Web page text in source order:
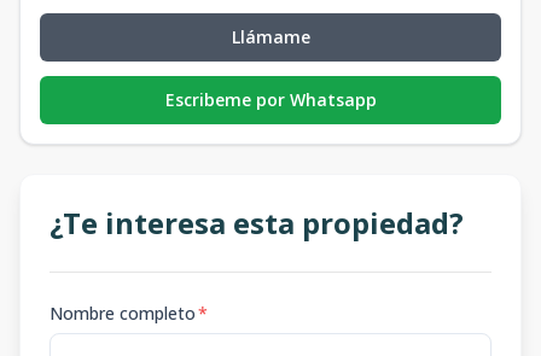
Llámame
Escribeme por Whatsapp
¿Te interesa esta propiedad?
Nombre completo*